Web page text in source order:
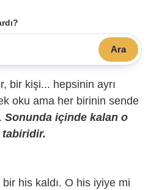
Ara
bir kişi... hepsinin ayrı
oku ama her birinin sende
Sonunda içinde kalan o
tabiridir.
his kaldı. O his iyiye mi